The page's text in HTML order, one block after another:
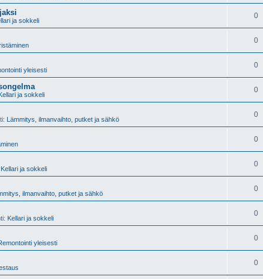
ja sokkeli
0
0
yleisesti
0
ja sokkeli
0
Lämmitys, ilmanvaihto, putket ja sähkö
0
0
Kellari ja sokkeli
0
ilmanvaihto, putket ja sähkö
0
Kellari ja sokkeli
0
yleisesti
0
0